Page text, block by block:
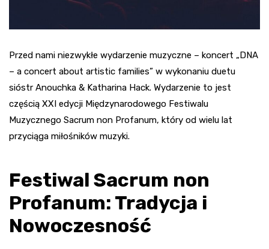
Przed nami niezwykłe wydarzenie muzyczne – koncert „DNA
– a concert about artistic families” w wykonaniu duetu
sióstr Anouchka & Katharina Hack. Wydarzenie to jest
częścią XXI edycji Międzynarodowego Festiwalu
Muzycznego Sacrum non Profanum, który od wielu lat
przyciąga miłośników muzyki.
Festiwal Sacrum non
Profanum: Tradycja i
Nowoczesność